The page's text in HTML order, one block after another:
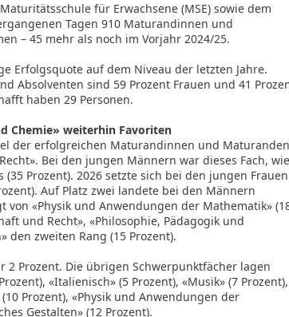
für Erwachsene (MSE) sowie dem
Tagen 910 Maturandinnen und
– 45 mehr als noch im Vorjahr 2024/25.
Erfolgsquote auf dem Niveau der letzten Jahre.
Absolventen sind 59 Prozent Frauen und 41
haben 29 Personen.
Chemie» weiterhin Favoriten
der erfolgreichen Maturandinnen und Maturanden
Bei den jungen Männern war dieses Fach, wie
Prozent). 2026 setzte sich bei den jungen Frauen
Auf Platz zwei landete bei den Männern
von «Physik und Anwendungen der Mathematik»
und Recht», «Philosophie, Pädagogik und
den zweiten Rang (15 Prozent).
Prozent. Die übrigen Schwerpunktfächer lagen
«Italienisch» (5 Prozent), «Musik» (7 Prozent),
Prozent), «Physik und Anwendungen der
Gestalten» (12 Prozent).